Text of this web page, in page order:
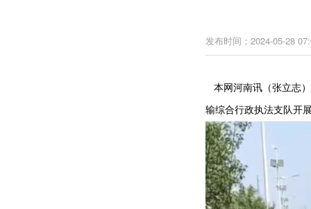
发布时间：2024-05-28
本网河南讯（张立志）
输综合行政执法支队开